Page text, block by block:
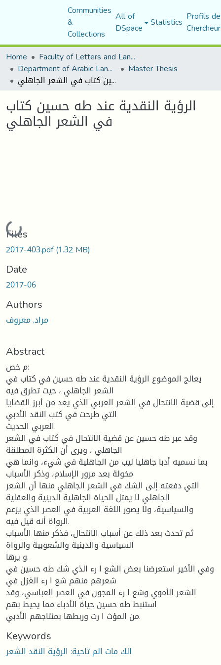
Communities
&
Collections
All of
DSpace Statistics Profils
Home
Faculty of Letters and Languages
Department of Arabic Language and Literature Master Thesis
الرؤية النقدية عند طه حسين كتاب في الشعر الجاهلي
الرؤية النقدية عند طه حسين كتاب
في الشعر الجاهلي
Loading...
Files
2017-403.pdf(1.32 MB)
Date
2017-06
Authors
مراد, معروف
Abstract
م خص:
يعالج الموضوع الرؤية النقدية عند طه حسين في كتاب في
الشعر الجاهلي ، حيث تطرق فيه
إلى قضية الانتحال في الشعر العربي الذي يعد من أبرز القضايا
التي طرحت في كتب النقد الأدبي
العربي الحديث.
وقد عبر طه حسين عن قضية الانتحال في كتاب في الشعر
الجاهلي ، ويرى أن الكثرة المطلقة
بما نسميه أدبا جاهليا ليب من الجاهلية في شيء، وانما هي
مخولة بعد مرور الإسلام، وذكر الأسباب
التي دفعته إلى الشك في الشعر الجاهلي منها أن الشعر
الجاهلي لا يمثل الحياة الجاهلية الدينية والعقلية
والسياسية، ولا يصور اللغة العربية في العصر الذي يزعم
الرواة أنه قيل فيه.
ثم تحدث بعد ذلك عن أسباب الانتحال، فذكر منها الأسباب
السياسية والدينية والشعوبية والرواة
و يرها.
وفي الأخير استعرضنا بعض الشع ا رء الذي شك طه حسين في
شعرهم منهم شع ا رء الغزل في
الشعر الأموي وشع ا رء المجون في العصر العباسي، وقد
استنبط طه حسين حياة الأدباء مما يحيط بهم
من المؤث ا رت وربطها بمنتاجهم الأدبي.
Keywords
الك مات الم تاحية: الرؤية النقد الشعر